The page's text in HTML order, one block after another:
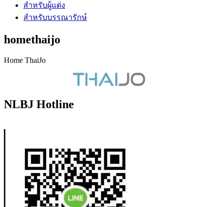
สำหรับผู้แต่ง
สำหรับบรรณารักษ์
homethaijo
Home ThaiJo
NLBJ Hotline